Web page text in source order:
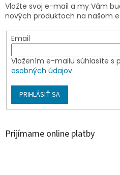
Vložte svoj e-mail a my Vám
nových produktoch na našom
Email
Vložením e-mailu súhlasíte s
osobných údajov
PRIHLÁSIŤ SA
Prijímame online platby